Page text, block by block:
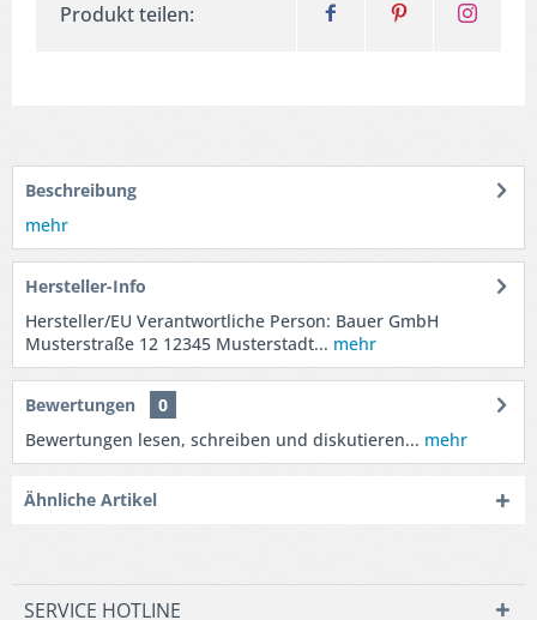
Produkt teilen:
Beschreibung
mehr
Hersteller-Info
Hersteller/EU Verantwortliche Person: Bauer GmbH
Musterstraße 12 12345 Musterstadt... mehr
Bewertungen
0
Bewertungen lesen, schreiben und diskutieren... mehr
Ähnliche Artikel
SERVICE HOTLINE